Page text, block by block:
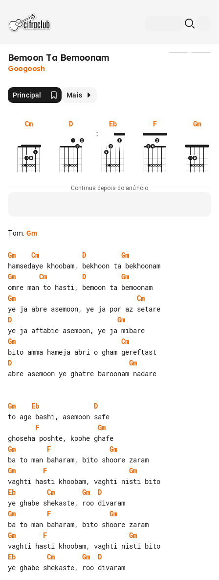
Bemoon Ta Bemoonam
Googoosh
Principal Mais
Cm D Eb
3
F Gm
Continua depois do anúncio
Tom: Gm
Gm Cm D
Gm
Gm
Cm D
Gm
Gm
Cm
D
Gm
Gm
Cm
D
Gm
abre asemoon ye ghatre baroonam nadare
Gm Eb
D
F
Gm
Gm
F
Gm
Gm
F
Gm
Eb
Cm Gm
D
Gm
F
Gm
Gm
F
Gm
Eb
Cm Gm
D
ye ghabe shekaste, roo divaram